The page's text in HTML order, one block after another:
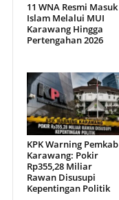
11 WNA Resmi Masuk
Islam Melalui MUI
Karawang Hingga
Pertengahan 2026
KPK Warning Pemkab
Karawang: Pokir
Rp355,28 Miliar
Rawan Disusupi
Kepentingan Politik